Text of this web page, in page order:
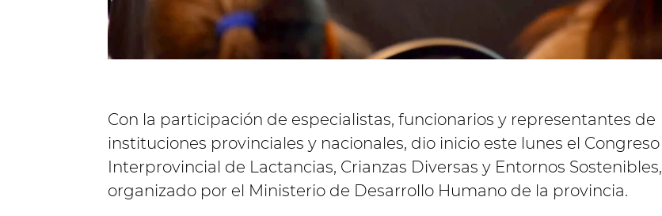
Con la participación de especialistas, funcionarios y representantes de
instituciones provinciales y nacionales, dio inicio este lunes el Congreso
Interprovincial de Lactancias, Crianzas Diversas y Entornos Sostenibles,
organizado por el Ministerio de Desarrollo Humano de la provincia.